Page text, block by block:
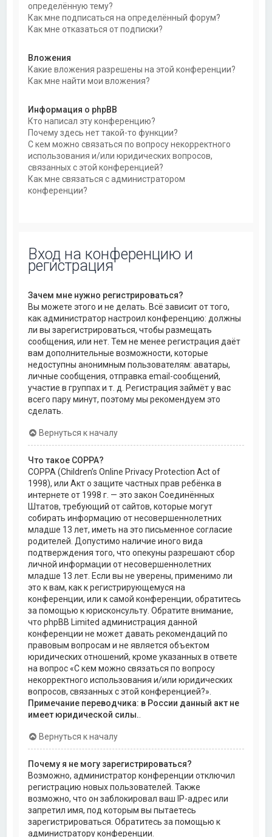
определённую тему?
Как мне подписаться на определённый форум?
Как мне отказаться от подписки?
Вложения
Какие вложения разрешены на этой конференции?
Как мне найти мои вложения?
Информация о phpBB
Кто написал эту конференцию?
Почему здесь нет такой-то функции?
С кем можно связаться по вопросу некорректного
использования и/или юридических вопросов,
связанных с этой конференцией?
Как мне связаться с администратором
конференции?
Вход на конференцию и
регистрация
Зачем мне нужно регистрироваться?
Вы можете этого и не делать. Всё зависит от того,
как администратор настроил конференцию: должны
ли вы зарегистрироваться, чтобы размещать
сообщения, или нет. Тем не менее регистрация даёт
вам дополнительные возможности, которые
недоступны анонимным пользователям: аватары,
личные сообщения, отправка email-сообщений,
участие в группах и т. д. Регистрация займёт у вас
всего пару минут, поэтому мы рекомендуем это
сделать.
Вернуться к началу
Что такое COPPA?
COPPA (Children’s Online Privacy Protection Act of
1998), или Акт о защите частных прав ребёнка в
интернете от 1998 г. — это закон Соединённых
Штатов, требующий от сайтов, которые могут
собирать информацию от несовершеннолетних
младше 13 лет, иметь на это письменное согласие
родителей. Допустимо наличие иного вида
подтверждения того, что опекуны разрешают сбор
личной информации от несовершеннолетних
младше 13 лет. Если вы не уверены, применимо ли
это к вам, как к регистрирующемуся на
конференции, или к самой конференции, обратитесь
за помощью к юрисконсульту. Обратите внимание,
что phpBB Limited администрация данной
конференции не может давать рекомендаций по
правовым вопросам и не является объектом
юридических отношений, кроме указанных в ответе
на вопрос «С кем можно связаться по вопросу
некорректного использования и/или юридических
вопросов, связанных с этой конференцией?».
Примечание переводчика: в России данный акт не
имеет юридической силы.
Вернуться к началу
Почему я не могу зарегистрироваться?
Возможно, администратор конференции отключил
регистрацию новых пользователей. Также
возможно, что он заблокировал ваш IP-адрес или
запретил имя, под которым вы пытаетесь
зарегистрироваться. Обратитесь за помощью к
администратору конференции.